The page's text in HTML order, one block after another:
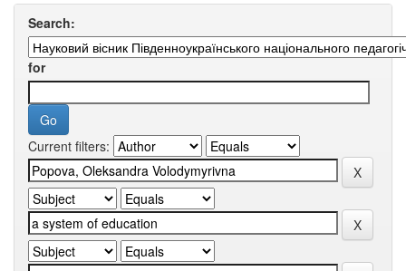
Search:
for
Current filters: